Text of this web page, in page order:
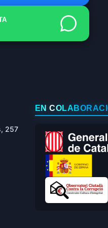
257
EN